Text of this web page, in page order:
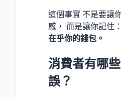
這個事實 不是要讓
感， 而是讓你記住：
在乎你的錢包。
消費者有哪
誤？